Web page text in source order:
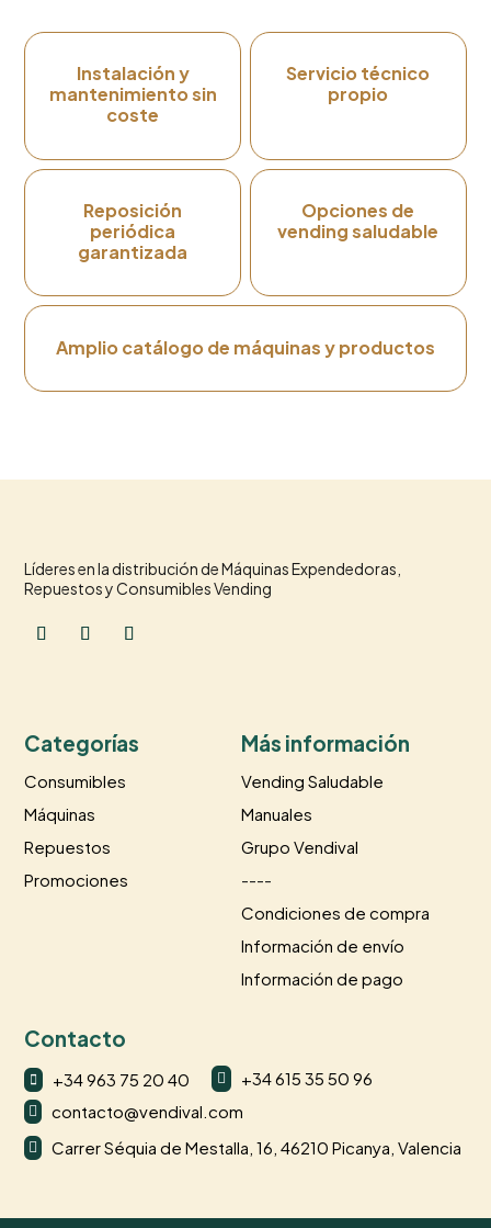
Instalación y
mantenimiento sin
coste
Servicio técnico
propio
Reposición
periódica
garantizada
Opciones de
vending saludable
Amplio catálogo de máquinas y productos
Líderes en la distribución de Máquinas Expendedoras,
Repuestos y Consumibles Vending
Categorías
Consumibles
Máquinas
Repuestos
Promociones
Más información
Vending Saludable
Manuales
Grupo Vendival
----
Condiciones de compra
Información de envío
Información de pago
Contacto
 +34 963 75 20 40  +34 615 35 50 96
 contacto@vendival.com
 Carrer Séquia de Mestalla, 16, 46210 Picanya, Valencia